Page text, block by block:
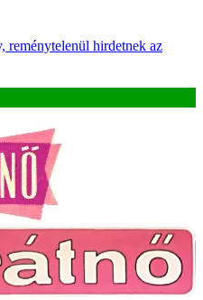
reménytelenül hirdetnek az